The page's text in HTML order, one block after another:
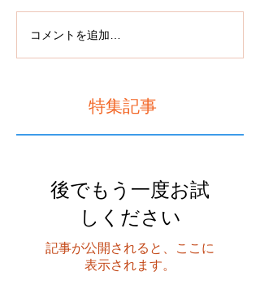
コメントを追加…
特集記事
後でもう一度お試
しください
記事が公開されると、ここに
表示されます。